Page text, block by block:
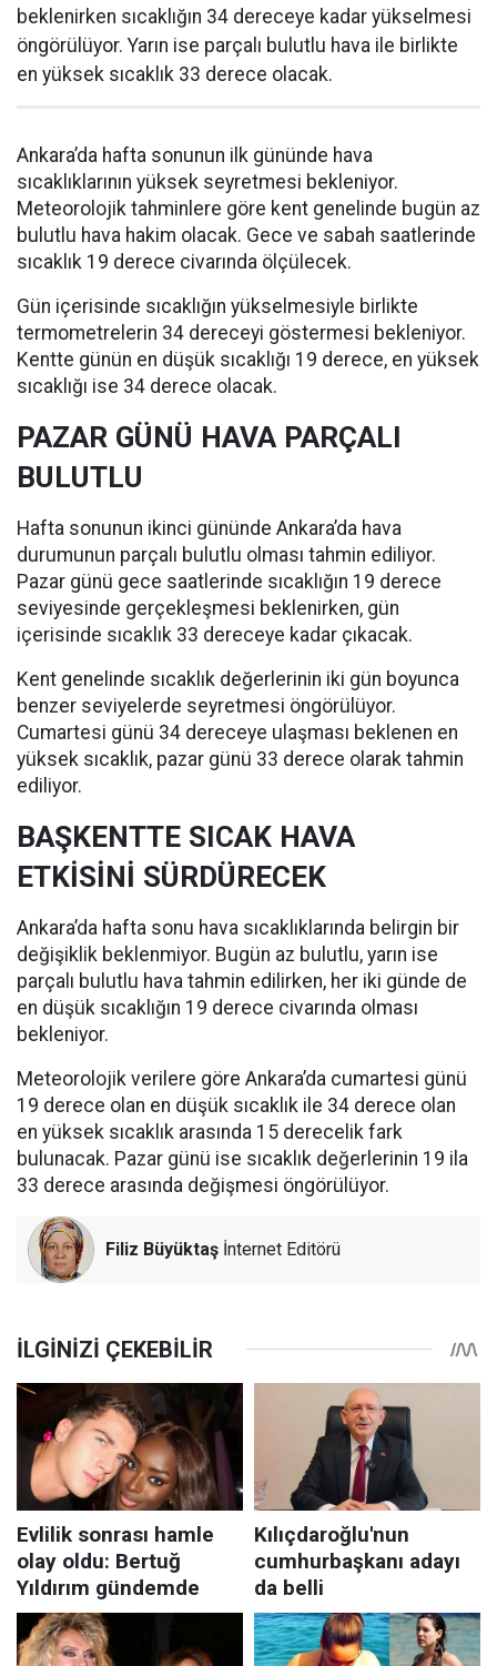
beklenirken sıcaklığın 34 dereceye kadar yükselmesi
öngörülüyor. Yarın ise parçalı bulutlu hava ile birlikte
en yüksek sıcaklık 33 derece olacak.
Ankara’da hafta sonunun ilk gününde hava
sıcaklıklarının yüksek seyretmesi bekleniyor.
Meteorolojik tahminlere göre kent genelinde bugün az
bulutlu hava hakim olacak. Gece ve sabah saatlerinde
sıcaklık 19 derece civarında ölçülecek.
Gün içerisinde sıcaklığın yükselmesiyle birlikte
termometrelerin 34 dereceyi göstermesi bekleniyor.
Kentte günün en düşük sıcaklığı 19 derece, en yüksek
sıcaklığı ise 34 derece olacak.
PAZAR GÜNÜ HAVA PARÇALI
BULUTLU
Hafta sonunun ikinci gününde Ankara’da hava
durumunun parçalı bulutlu olması tahmin ediliyor.
Pazar günü gece saatlerinde sıcaklığın 19 derece
seviyesinde gerçekleşmesi beklenirken, gün
içerisinde sıcaklık 33 dereceye kadar çıkacak.
Kent genelinde sıcaklık değerlerinin iki gün boyunca
benzer seviyelerde seyretmesi öngörülüyor.
Cumartesi günü 34 dereceye ulaşması beklenen en
yüksek sıcaklık, pazar günü 33 derece olarak tahmin
ediliyor.
BAŞKENTTE SICAK HAVA
ETKİSİNİ SÜRDÜRECEK
Ankara’da hafta sonu hava sıcaklıklarında belirgin bir
değişiklik beklenmiyor. Bugün az bulutlu, yarın ise
parçalı bulutlu hava tahmin edilirken, her iki günde de
en düşük sıcaklığın 19 derece civarında olması
bekleniyor.
Meteorolojik verilere göre Ankara’da cumartesi günü
19 derece olan en düşük sıcaklık ile 34 derece olan
en yüksek sıcaklık arasında 15 derecelik fark
bulunacak. Pazar günü ise sıcaklık değerlerinin 19 ila
33 derece arasında değişmesi öngörülüyor.
Filiz Büyüktaş İnternet Editörü